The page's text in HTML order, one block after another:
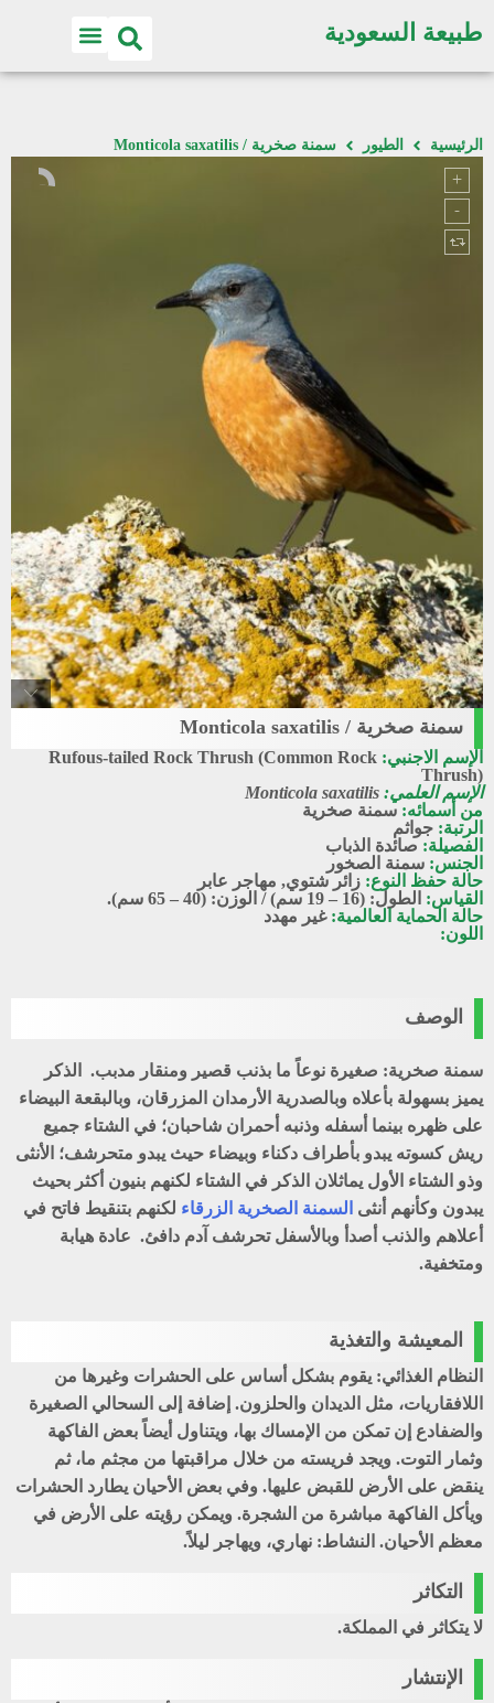
طبيعة السعودية
الرئيسية الطيور سمنة صخرية / Monticola saxatilis
سمنة صخرية / Monticola saxatilis
الإسم الاجنبي: Rufous-tailed Rock Thrush (Common Rock
Thrush)
الإسم العلمي: Monticola saxatilis
من أسمائه: سمنة صخرية
الرتبة: جواثم
الفصيلة: صائدة الذباب
الجنس: سمنة الصخور
حالة حفظ النوع: زائر شتوي, مهاجر عابر
القياس: الطول: (16 – 19 سم) / الوزن: (40 – 65 سم).
حالة الحماية العالمية:غير مهدد
اللون:
الوصف
سمنة صخرية: صغيرة نوعاً ما بذنب قصير ومنقار مدبب. الذكر
يميز بسهولة بأعلاه وبالصدرية الأرمدان المزرقان، وبالبقعة البيضاء
على ظهره بينما أسفله وذنبه أحمران شاحبان؛ في الشتاء جميع
ريش كسوته يبدو بأطراف دكناء وبيضاء حيث يبدو متحرشف؛ الأنثى
وذو الشتاء الأول يماثلان الذكر في الشتاء لكنهم بنيون أكثر بحيث
يبدون وكأنهم أنثى السمنة الصخرية الزرقاء لكنهم بتنقيط فاتح في
أعلاهم والذنب أصدأ وبالأسفل تحرشف آدم دافئ. عادة هيابة
ومتخفية.
المعيشة والتغذية
النظام الغذائي: يقوم بشكل أساس على الحشرات وغيرها من
اللافقاريات، مثل الديدان والحلزون. إضافة إلى السحالي الصغيرة
والضفادع إن تمكن من الإمساك بها، ويتناول أيضاً بعض الفاكهة
وثمار التوت. ويجد فريسته من خلال مراقبتها من مجثم ما، ثم
ينقض على الأرض للقبض عليها. وفي بعض الأحيان يطارد الحشرات
ويأكل الفاكهة مباشرة من الشجرة. ويمكن رؤيته على الأرض في
معظم الأحيان. النشاط: نهاري، ويهاجر ليلاً.
التكاثر
لا يتكاثر في المملكة.
الإنتشار